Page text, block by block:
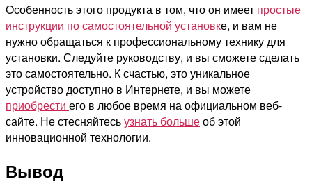
Особенность этого продукта в том, что он имеет простые
инструкции по самостоятельной установке, и вам не
нужно обращаться к профессиональному технику для
установки. Следуйте руководству, и вы сможете сделать
это самостоятельно. К счастью, это уникальное
устройство доступно в Интернете, и вы можете
приобрести его в любое время на официальном веб-
сайте. Не стесняйтесьузнать большеоб этой
инновационной технологии.
Вывод